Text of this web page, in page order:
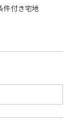
件付き宅地